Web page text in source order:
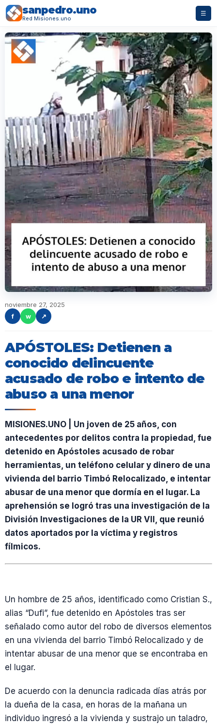
sanpedro.uno
Red Misiones.uno
☰
noviembre 27, 2025
f
w ↗
APÓSTOLES: Detienen a
conocido delincuente
acusado de robo e intento de
abuso a una menor
MISIONES.UNO | Un joven de 25 años, con
antecedentes por delitos contra la propiedad, fue
detenido en Apóstoles acusado de robar
herramientas, un teléfono celular y dinero de una
vivienda del barrio Timbó Relocalizado, e intentar
abusar de una menor que dormía en el lugar. La
aprehensión se logró tras una investigación de la
División Investigaciones de la UR VII, que reunió
datos aportados por la víctima y registros
fílmicos.
Un hombre de 25 años, identificado como Cristian S.,
alias “Dufi”, fue detenido en Apóstoles tras ser
señalado como autor del robo de diversos elementos
en una vivienda del barrio Timbó Relocalizado y de
intentar abusar de una menor que se encontraba en
el lugar.
De acuerdo con la denuncia radicada días atrás por
la dueña de la casa, en horas de la mañana un
individuo ingresó a la vivienda y sustrajo un taladro,